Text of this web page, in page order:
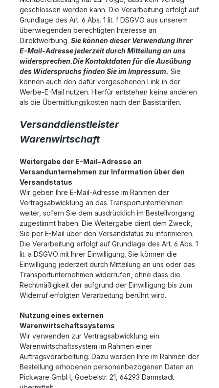
geschlossen werden kann. Die Verarbeitung erfolgt auf
Grundlage des Art. 6 Abs. 1 lit. f DSGVO aus unserem
überwiegenden berechtigten Interesse an
Direktwerbung. Sie können dieser Verwendung Ihrer
E-Mail-Adresse jederzeit durch Mitteilung an uns
widersprechen.Die Kontaktdaten für die Ausübung
des Widerspruchs finden Sie im Impressum. Sie
können auch den dafür vorgesehenen Link in der
Werbe-E-Mail nutzen. Hierfür entstehen keine anderen
als die Übermittlungskosten nach den Basistarifen.
Versanddienstleister
Warenwirtschaft
Weitergabe der E-Mail-Adresse an
Versandunternehmen zur Information über den
Versandstatus
Wir geben Ihre E-Mail-Adresse im Rahmen der
Vertragsabwicklung an das Transportunternehmen
weiter, sofern Sie dem ausdrücklich im Bestellvorgang
zugestimmt haben. Die Weitergabe dient dem Zweck,
Sie per E-Mail über den Versandstatus zu informieren.
Die Verarbeitung erfolgt auf Grundlage des Art. 6 Abs. 1
lit. a DSGVO mit Ihrer Einwilligung. Sie können die
Einwilligung jederzeit durch Mitteilung an uns oder das
Transportunternehmen widerrufen, ohne dass die
Rechtmäßigkeit der aufgrund der Einwilligung bis zum
Widerruf erfolgten Verarbeitung berührt wird.
Nutzung eines externen
Warenwirtschaftssystems
Wir verwenden zur Vertragsabwicklung ein
Warenwirtschaftssystem im Rahmen einer
Auftragsverarbeitung. Dazu werden Ihre im Rahmen der
Bestellung erhobenen personenbezogenen Daten an
Pickware GmbH, Goebelstr. 21, 64293 Darmstadt